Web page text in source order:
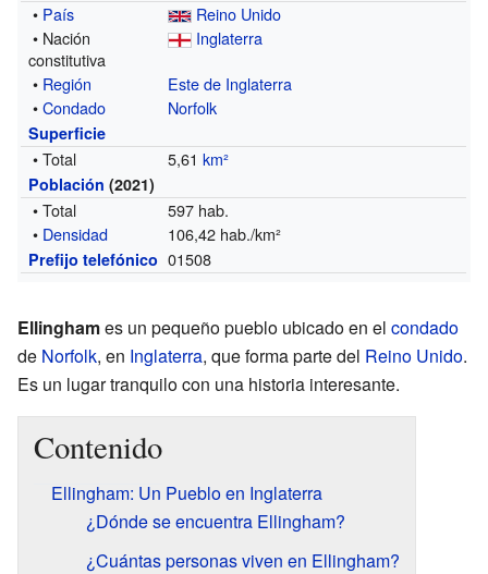
• País
Reino Unido
• Nación
constitutiva
Inglaterra
• Región
Este de Inglaterra
•Condado Norfolk
Superficie
• Total 5,61km²
Población (2021)
• Total
597 hab.
• Densidad 106,42 hab./km²
Prefijo telefónico 01508
Ellinghames un pequeño pueblo ubicado en el condado
de Norfolk, en Inglaterra, que forma parte del Reino Unido.
Es un lugar tranquilo con una historia interesante.
Contenido
Ellingham: Un Pueblo en Inglaterra
¿Dónde se encuentra Ellingham?
¿Cuántas personas viven en Ellingham?